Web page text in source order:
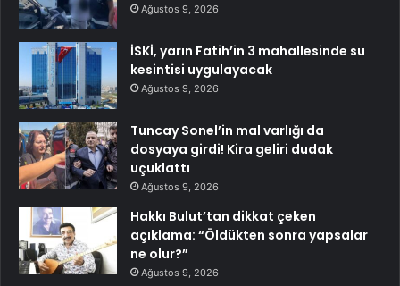
Ağustos 9, 2026
İSKİ, yarın Fatih’in 3 mahallesinde su
kesintisi uygulayacak
Ağustos 9, 2026
Tuncay Sonel’in mal varlığı da
dosyaya girdi! Kira geliri dudak
uçuklattı
Ağustos 9, 2026
Hakkı Bulut’tan dikkat çeken
açıklama: “Öldükten sonra yapsalar
ne olur?”
Ağustos 9, 2026